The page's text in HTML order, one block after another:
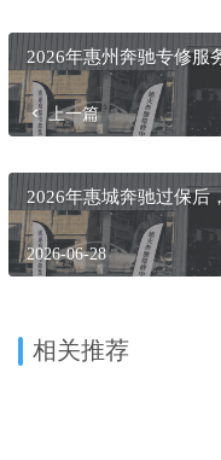
2026年惠州奔驰专修服
上一篇
2026年惠城奔驰过保后
2026-06-28
相关推荐